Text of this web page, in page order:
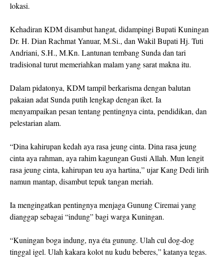
lokasi.
Kehadiran KDM disambut hangat, didampingi Bupati Kuningan
Dr. H. Dian Rachmat Yanuar, M.Si., dan Wakil Bupati Hj. Tuti
Andriani, S.H., M.Kn. Lantunan tembang Sunda dan tari
tradisional turut memeriahkan malam yang sarat makna itu.
Dalam pidatonya, KDM tampil berkarisma dengan balutan
pakaian adat Sunda putih lengkap dengan iket. Ia
menyampaikan pesan tentang pentingnya cinta, pendidikan, dan
pelestarian alam.
“Dina kahirupan kedah aya rasa jeung cinta. Dina rasa jeung
cinta aya rahman, aya rahim kagungan Gusti Allah. Mun lengit
rasa jeung cinta, kahirupan teu aya hartina,” ujar Kang Dedi lirih
namun mantap, disambut tepuk tangan meriah.
Ia mengingatkan pentingnya menjaga Gunung Ciremai yang
dianggap sebagai “indung” bagi warga Kuningan.
“Kuningan boga indung, nya éta gunung. Ulah cul dog-dog
tinggal igel. Ulah kakara kolot nu kudu beberes,” katanya tegas.